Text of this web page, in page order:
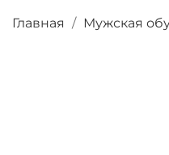
Главная Мужская